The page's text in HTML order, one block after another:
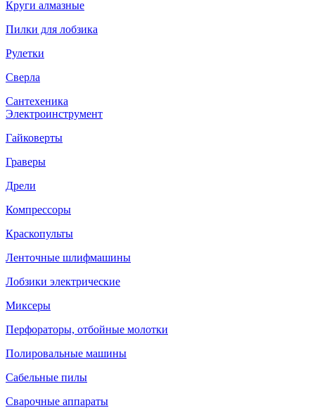
Круги алмазные
Пилки для лобзика
Рулетки
Сверла
Сантехеника
Электроинструмент
Гайковерты
Граверы
Дрели
Компрессоры
Краскопульты
Ленточные шлифмашины
Лобзики электрические
Миксеры
Перфораторы, отбойные молотки
Полировальные машины
Сабельные пилы
Сварочные аппараты